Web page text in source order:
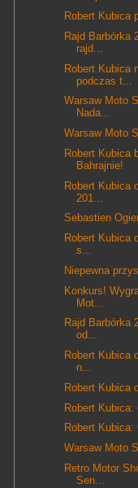
Robert Kubica
Rajd Barbórka
rajd...
Robert Kubica
podczas t...
Warsaw Moto
Nada...
Warsaw Moto
Robert Kubica
Bahrajnie!
Robert Kubica
201...
Sebastien
Robert Kubica
s...
Niepewna
Konkurs!
Mot...
Rajd Barbórka
od...
Robert Kubica
n...
Robert Kubica
Robert
Robert
Warsaw Moto
Retro Motor
Sen...